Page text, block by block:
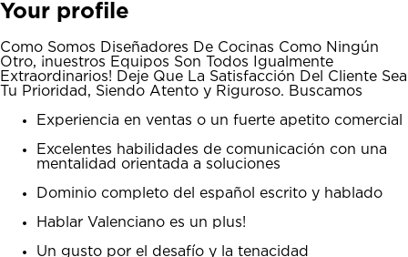
Your profile
Como Somos Diseñadores De Cocinas Como Ningún
Otro, ¡nuestros Equipos Son Todos Igualmente
Extraordinarios! Deje Que La Satisfacción Del Cliente Sea
Tu Prioridad, Siendo Atento y Riguroso. Buscamos
Experiencia en ventas o un fuerte apetito comercial
Excelentes habilidades de comunicación con una
mentalidad orientada a soluciones
Dominio completo del español escrito y hablado
Hablar Valenciano es un plus!
Un gusto por el desafío y la tenacidad